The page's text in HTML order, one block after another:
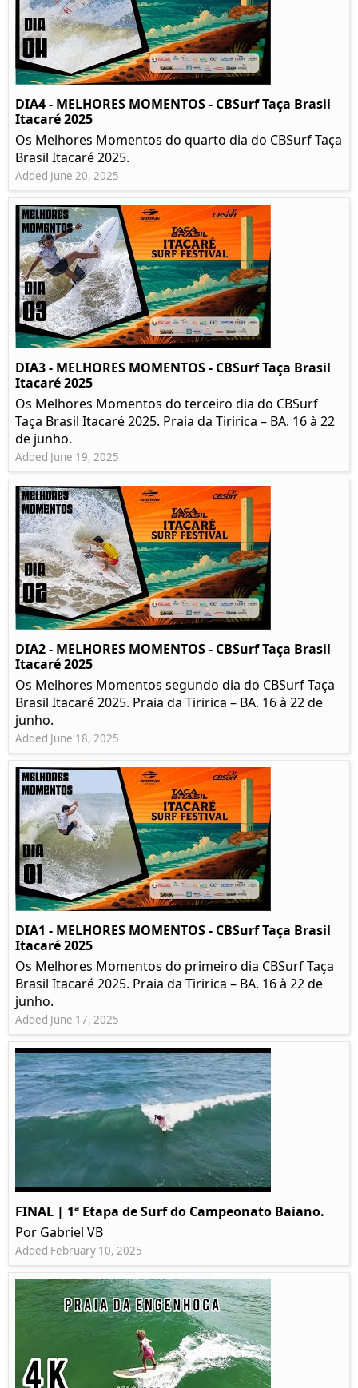
DIA4 - MELHORES MOMENTOS - CBSurf Taça Brasil
Itacaré 2025
Os Melhores Momentos do quarto dia do CBSurf Taça
Brasil Itacaré 2025.
Added June 20, 2025
DIA3 - MELHORES MOMENTOS - CBSurf Taça Brasil
Itacaré 2025
Os Melhores Momentos do terceiro dia do CBSurf
Taça Brasil Itacaré 2025. Praia da Tiririca – BA. 16 à 22
de junho.
Added June 19, 2025
DIA2 - MELHORES MOMENTOS - CBSurf Taça Brasil
Itacaré 2025
Os Melhores Momentos segundo dia do CBSurf Taça
Brasil Itacaré 2025. Praia da Tiririca – BA. 16 à 22 de
junho.
Added June 18, 2025
DIA1 - MELHORES MOMENTOS - CBSurf Taça Brasil
Itacaré 2025
Os Melhores Momentos do primeiro dia CBSurf Taça
Brasil Itacaré 2025. Praia da Tiririca – BA. 16 à 22 de
junho.
Added June 17, 2025
FINAL | 1ª Etapa de Surf do Campeonato Baiano.
Por Gabriel VB
Added February 10, 2025